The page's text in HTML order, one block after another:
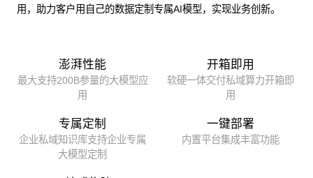
用，助力客户用自己的数据定制专属AI模型，实现业务创新。
澎湃性能
最大支持200B参量的大模型应
用
开箱即用
软硬一体交付私域算力开箱即
用
专属定制
企业私域知识库支持企业专属
大模型定制
一键部署
内置平台集成丰富功能